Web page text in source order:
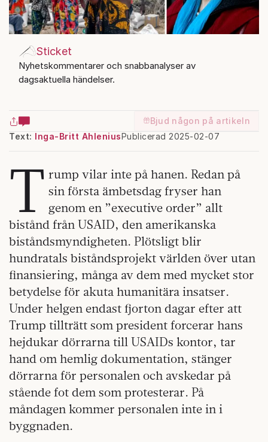
Sticket
Nyhetskommentarer och snabbanalyser av
dagsaktuella händelser.
Bjud någon på artikeln
Text: Inga-Britt AhleniusPublicerad 2025-02-07
T rump vilar inte på hanen. Redan på
sin första ämbetsdag fryser han
genom en ”executive order” allt
bistånd från USAID, den amerikanska
biståndsmyndigheten. Plötsligt blir
hundratals biståndsprojekt världen över utan
finansiering, många av dem med mycket stor
betydelse för akuta humanitära insatser.
Under helgen endast fjorton dagar efter att
Trump tillträtt som president forcerar hans
hejdukar dörrarna till USAIDs kontor, tar
hand om hemlig dokumentation, stänger
dörrarna för personalen och avskedar på
stående fot dem som protesterar. På
måndagen kommer personalen inte in i
byggnaden.